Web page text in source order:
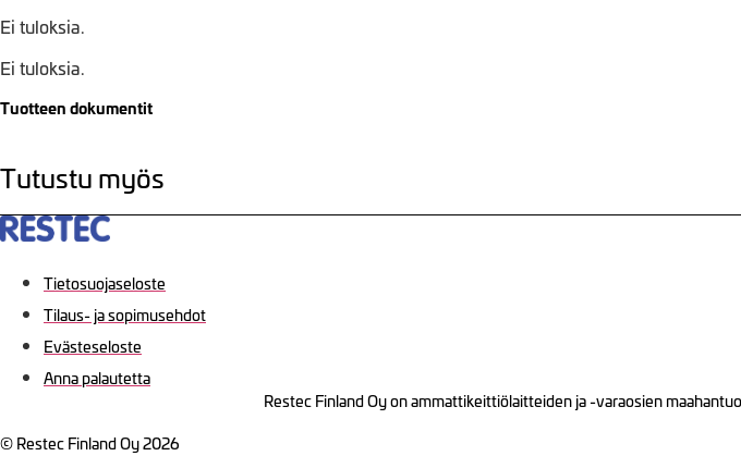
Ei tuloksia.
Ei tuloksia.
Tuotteen dokumentit
Tutustu myös
Tietosuojaseloste
Tilaus- ja sopimusehdot
Evästeseloste
Anna palautetta
Restec Finland Oy on ammattikeittiölaitteiden ja -varaosien
© Restec Finland Oy 2026